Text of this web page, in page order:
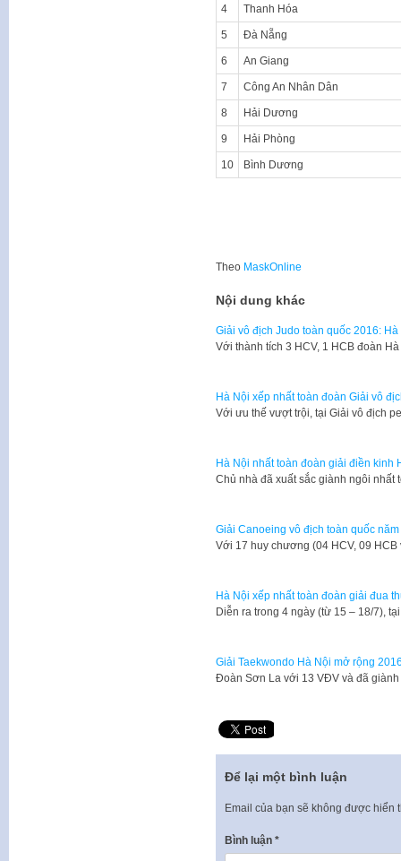
4 Thanh Hóa
5 Đà Nẵng
6 An Giang
7 Công An Nhân Dân
8 Hải Dương
9 Hải Phòng
10 Bình Dương
Theo MaskOnline
Nội dung khác
Giải vô địch Judo toàn quốc 2016:
Với thành tích 3 HCV, 1 HCB đoàn
Hà Nội xếp nhất toàn đoàn Giải vô
Với ưu thế vượt trội, tại Giải vô địch
Hà Nội nhất toàn đoàn giải điền kinh
Chủ nhà đã xuất sắc giành ngôi
Giải Canoeing vô địch toàn quốc
Với 17 huy chương (04 HCV, 09
Hà Nội xếp nhất toàn đoàn giải đua
Diễn ra trong 4 ngày (từ 15 – 18/7),
Giải Taekwondo Hà Nội mở rộng
Đoàn Sơn La với 13 VĐV và đã
Để lại một bình luận
Email của bạn sẽ không được hiển
Bình luận *